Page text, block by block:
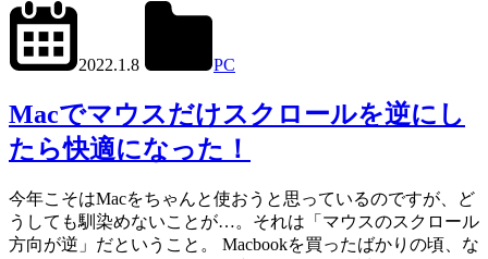
2022.1.8
PC
Reverser
Macでマウスだけスクロールを逆にし
たら快適になった！
今年こそはMacをちゃんと使おうと思っているのですが、ど
うしても馴染めないことが…。それは「マウスのスクロール
方向が逆」だということ。 Macbookを買ったばかりの頃、な